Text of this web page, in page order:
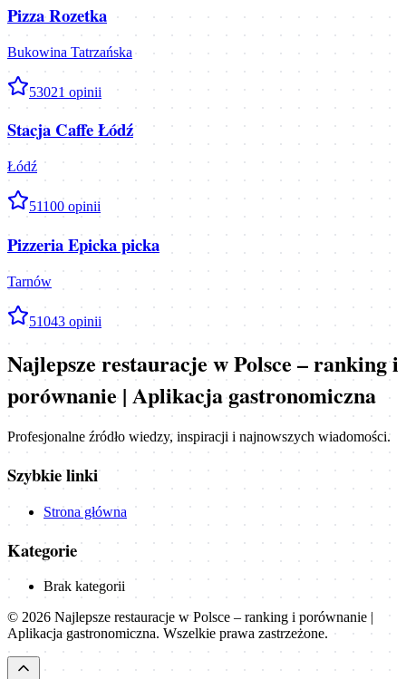
Pizza Rozetka
Bukowina Tatrzańska
53021 opinii
Stacja Caffe Łódź
Łódź
51100 opinii
Pizzeria Epicka picka
Tarnów
51043 opinii
Najlepsze restauracje w Polsce – ranking i
porównanie | Aplikacja gastronomiczna
Profesjonalne źródło wiedzy, inspiracji i najnowszych wiadomości.
Szybkie linki
Strona główna
Kategorie
Brak kategorii
© 2026 Najlepsze restauracje w Polsce – ranking i porównanie |
Aplikacja gastronomiczna. Wszelkie prawa zastrzeżone.